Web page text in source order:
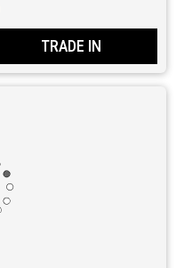
TRADE IN